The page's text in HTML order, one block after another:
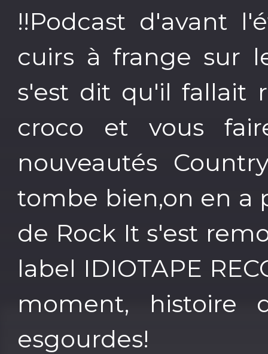
!!Podcast d'avant
cuirs à frange sur
s'est dit qu'il fallait
croco et vous
nouveautés
tombe bien,on en a
de Rock It s'est
label IDIOTAPE
moment, histoire
esgourdes!